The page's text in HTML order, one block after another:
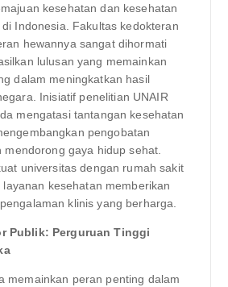
kesehatan dan kesehatan
Indonesia. Fakultas kedokteran
hewannya sangat dihormati
lulusan yang memainkan
dalam meningkatkan hasil
Inisiatif penelitian UNAIR
mengatasi tantangan kesehatan
pengobatan
mendorong gaya hidup sehat.
universitas dengan rumah sakit
layanan kesehatan memberikan
klinis yang berharga.
Publik: Perguruan Tinggi
memainkan peran penting dalam